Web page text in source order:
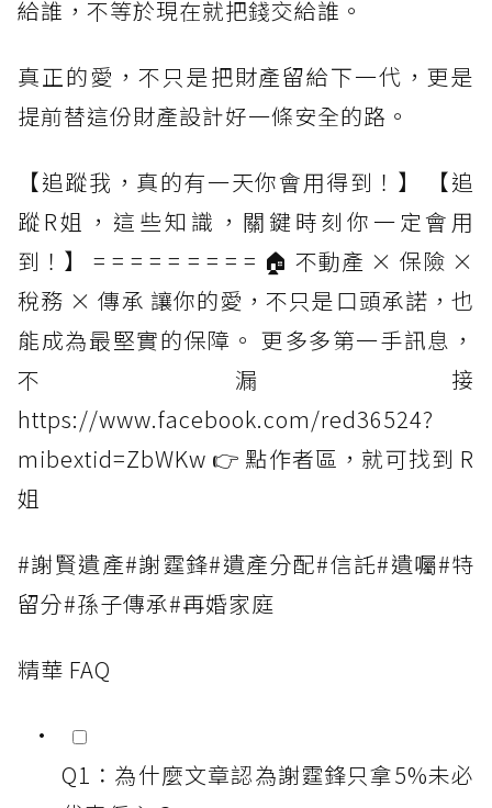
給誰，不等於現在就把錢交給誰。
真正的愛，不只是把財產留給下一代，更是
提前替這份財產設計好一條安全的路。
【追蹤我，真的有一天你會用得到！】 【追
蹤R姐，這些知識，關鍵時刻你一定會用
到！】 = = = = = = = = = 🏠 不動產 × 保險 ×
稅務 × 傳承 讓你的愛，不只是口頭承諾，也
能成為最堅實的保障。 更多多第一手訊息，
不漏接
https://www.facebook.com/red36524?
mibextid=ZbWKw 👉 點作者區，就可找到 R
姐
#謝賢遺產#謝霆鋒#遺產分配#信託#遺囑#特
留分#孫子傳承#再婚家庭
精華 FAQ
Q1：為什麼文章認為謝霆鋒只拿5%未必